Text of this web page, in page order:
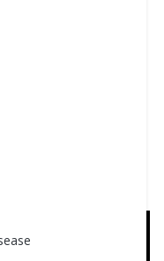
重范围？
RD